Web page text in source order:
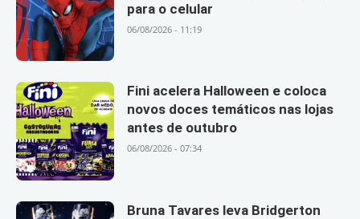
para o celular
06/08/2026 - 11:19
Fini acelera Halloween e coloca
novos doces temáticos nas lojas
antes de outubro
06/08/2026 - 07:34
Bruna Tavares leva Bridgerton